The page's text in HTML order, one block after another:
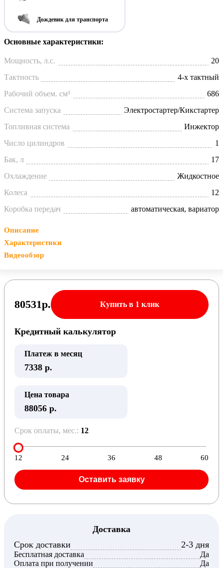
Дождевик для транспорта
Основные характеристики:
Мощность, л.с.
20
Тактность
4-х тактный
Рабочий объем. см³
686
Система запуска
Электростартер/Кикстартер
Топливная система
Инжектор
Число цилиндров
1
Бак, л
17
Охлаждение
Жидкостное
Колеса
12
Коробка передач
автоматическая, вариатор
Описание
Характеристики
Видеообзор
80531р. Купить в 1 клик
Кредитный калькулятор
Платеж в месяц
7338 р.
Цена товара
88056 р.
Срок оплаты, мес.: 12
12 24 36 48 60
Оставить заявку
Доставка
Срок доставки
2-3 дня
Бесплатная доставка
Да
Оплата при получении
Да